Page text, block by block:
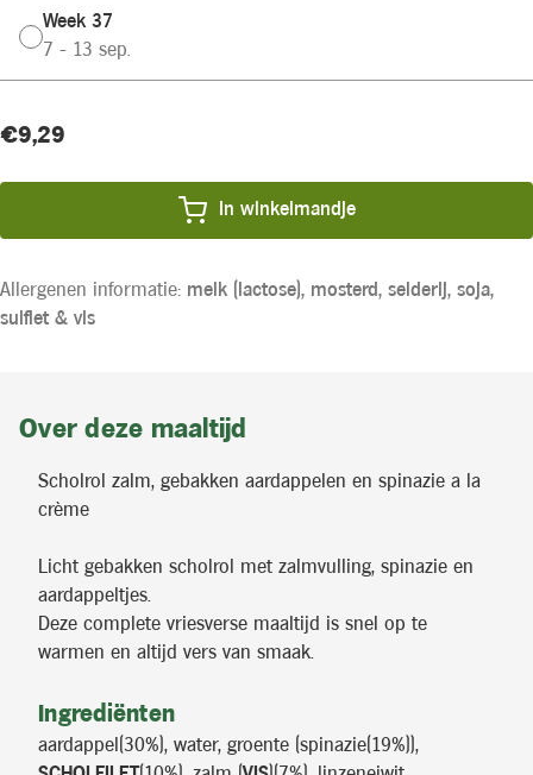
Week 37
7 - 13 sep.
Huidige
Product
€9,29
In winkelmandje
Allergenen informatie: melk (lactose), mosterd, selderij, soja,
sulfiet & vis
Over deze maaltijd
Scholrol zalm, gebakken aardappelen en spinazie a la
crème
Licht gebakken scholrol met zalmvulling, spinazie en
aardappeltjes.
Deze complete vriesverse maaltijd is snel op te
warmen en altijd vers van smaak.
Ingrediënten
aardappel(30%), water, groente (spinazie(19%)),